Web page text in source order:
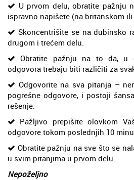
U prvom delu, obratite pažnju
ispravno napišete (na britanskom
Skoncentrišite se na dubinsko
drugom i trećem delu.
Obratite pažnju na to da, u
odgovora trebaju biti različiti za
Odgovorite na sva pitanja –
pogrešne odgovore, i postoji
rešenje.
Pažljivo prepišite olovkom
odgovore tokom poslednjih 10
Obratite pažnju na sve što se
u svim pitanjima u prvom delu.
Nepoželjno